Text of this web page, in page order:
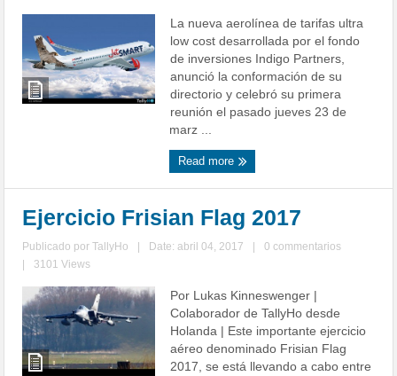
La nueva aerolínea de tarifas ultra
low cost desarrollada por el fondo
de inversiones Indigo Partners,
anunció la conformación de su
directorio y celebró su primera
reunión el pasado jueves 23 de
marz ...
Read more
Ejercicio Frisian Flag 2017
Publicado porTallyHo Date: abril 04, 2017
0 commentarios
3101 Views
Por Lukas Kinneswenger |
Colaborador de TallyHo desde
Holanda | Este importante ejercicio
aéreo denominado Frisian Flag
2017, se está llevando a cabo entre